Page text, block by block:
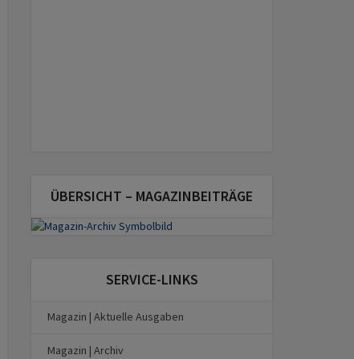
ÜBERSICHT – MAGAZINBEITRÄGE
SERVICE-LINKS
Magazin | Aktuelle Ausgaben
Magazin | Archiv